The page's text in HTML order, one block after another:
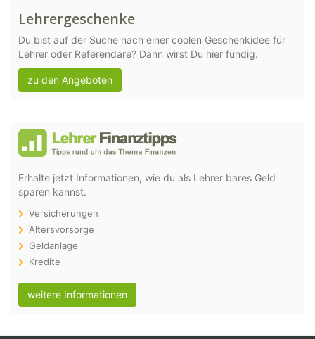
Lehrergeschenke
Du bist auf der Suche nach einer coolen Geschenkidee für
Lehrer oder Referendare? Dann wirst Du hier fündig.
zu den Angeboten
Erhalte jetzt Informationen, wie du als Lehrer bares Geld
sparen kannst.
Versicherungen
Altersvorsorge
Geldanlage
Kredite
weitere Informationen